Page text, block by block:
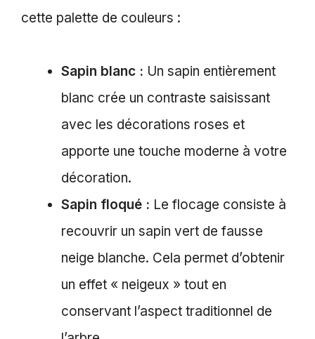
cette palette de couleurs :
Sapin blanc : Un sapin entièrement
blanc crée un contraste saisissant
avec les décorations roses et
apporte une touche moderne à votre
décoration.
Sapin floqué : Le flocage consiste à
recouvrir un sapin vert de fausse
neige blanche. Cela permet d’obtenir
un effet « neigeux » tout en
conservant l’aspect traditionnel de